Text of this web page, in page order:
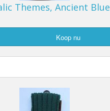
Themes, Ancient Blue
Koop nu